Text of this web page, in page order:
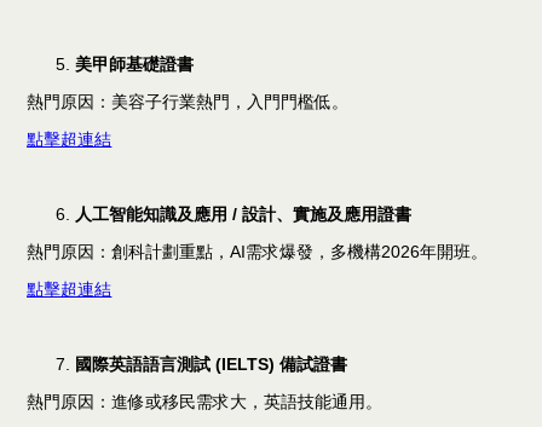
美甲師基礎證書
熱門原因：美容子行業熱門，入門門檻低。
點擊超連結
人工智能知識及應用 /設計、實施及應用證書
熱門原因：創科計劃重點，AI需求爆發，多機構2026年開班。
點擊超連結
國際英語語言測試 (IELTS)備試證書
熱門原因：進修或移民需求大，英語技能通用。